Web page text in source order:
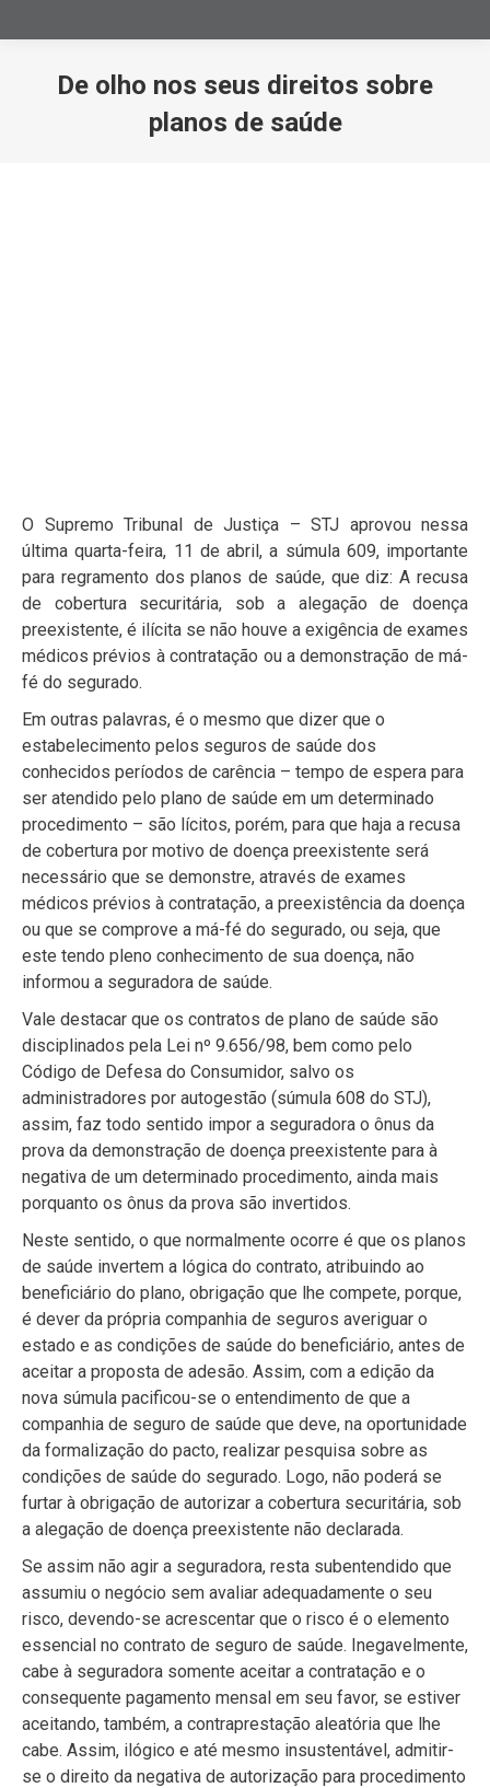
De olho nos seus direitos sobre
planos de saúde
O Supremo Tribunal de Justiça – STJ aprovou nessa
última quarta-feira, 11 de abril, a súmula 609, importante
para regramento dos planos de saúde, que diz: A recusa
de cobertura securitária, sob a alegação de doença
preexistente, é ilícita se não houve a exigência de exames
médicos prévios à contratação ou a demonstração de má-
fé do segurado.
Em outras palavras, é o mesmo que dizer que o
estabelecimento pelos seguros de saúde dos
conhecidos períodos de carência – tempo de espera para
ser atendido pelo plano de saúde em um determinado
procedimento – são lícitos, porém, para que haja a recusa
de cobertura por motivo de doença preexistente será
necessário que se demonstre, através de exames
médicos prévios à contratação, a preexistência da doença
ou que se comprove a má-fé do segurado, ou seja, que
este tendo pleno conhecimento de sua doença, não
informou a seguradora de saúde.
Vale destacar que os contratos de plano de saúde são
disciplinados pela Lei nº 9.656/98, bem como pelo
Código de Defesa do Consumidor, salvo os
administradores por autogestão (súmula 608 do STJ),
assim, faz todo sentido impor a seguradora o ônus da
prova da demonstração de doença preexistente para à
negativa de um determinado procedimento, ainda mais
porquanto os ônus da prova são invertidos.
Neste sentido, o que normalmente ocorre é que os planos
de saúde invertem a lógica do contrato, atribuindo ao
beneficiário do plano, obrigação que lhe compete, porque,
é dever da própria companhia de seguros averiguar o
estado e as condições de saúde do beneficiário, antes de
aceitar a proposta de adesão. Assim, com a edição da
nova súmula pacificou-se o entendimento de que a
companhia de seguro de saúde que deve, na oportunidade
da formalização do pacto, realizar pesquisa sobre as
condições de saúde do segurado. Logo, não poderá se
furtar à obrigação de autorizar a cobertura securitária, sob
a alegação de doença preexistente não declarada.
Se assim não agir a seguradora, resta subentendido que
assumiu o negócio sem avaliar adequadamente o seu
risco, devendo-se acrescentar que o risco é o elemento
essencial no contrato de seguro de saúde. Inegavelmente,
cabe à seguradora somente aceitar a contratação e o
consequente pagamento mensal em seu favor, se estiver
aceitando, também, a contraprestação aleatória que lhe
cabe. Assim, ilógico e até mesmo insustentável, admitir-
se o direito da negativa de autorização para procedimento